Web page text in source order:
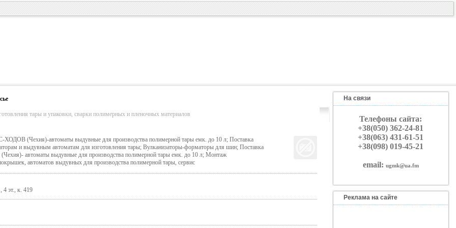
тары и упаковки, сварки полимерных и пленочных материалов
(Чехия)-автоматы выдувные для производства полимерной тары емк. до 10 л; Поставка
и выдувным автоматам для изготовления тары; Вулканизаторы-форматоры для шин; Поставка
автоматы выдувные для производства полимерной тары емк. до 10 л; Монтаж
автоматов выдувных для производства полимерной тары, сервис
4 эт., к. 419
На связи
Телефоны сайта:
+38(050) 362-24-81
+38(063) 431-61-51
+38(098) 019-45-21
email: ugmk@ua.fm
Реклама на сайте